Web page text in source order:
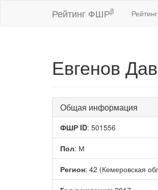
Рейтинг ФШРβ Рейтинг
Евгенов
Общая информация
ФШР ID: 501556
Пол: М
Регион: 42 (Кемеровская